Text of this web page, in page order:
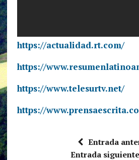
https://actualidad.rt.com/
https://
https://www.telesurtv.net/
https://
Entrada
Entrada siguiente